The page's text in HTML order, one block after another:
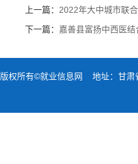
上一篇： 2022年大中城市联
下一篇： 嘉善县富扬中西医结
版权所有©就业信息网 地址：甘